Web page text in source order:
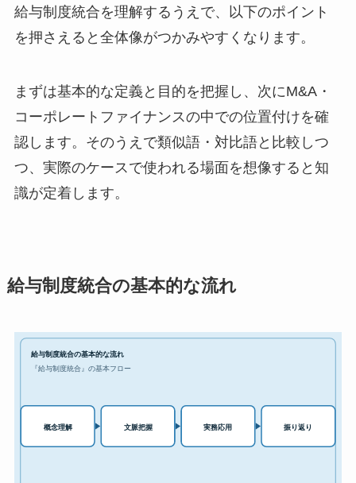
給与制度統合を理解するうえで、以下のポイント
を押さえると全体像がつかみやすくなります。
まずは基本的な定義と目的を把握し、次にM&A・
コーポレートファイナンスの中での位置付けを確
認します。そのうえで類似語・対比語と比較しつ
つ、実際のケースで使われる場面を想像すると知
識が定着します。
給与制度統合の基本的な流れ
給与制度統合の基本的な流れ
『給与制度統合』の基本フロー
概念理解 文脈把握 実務応用 振り返り